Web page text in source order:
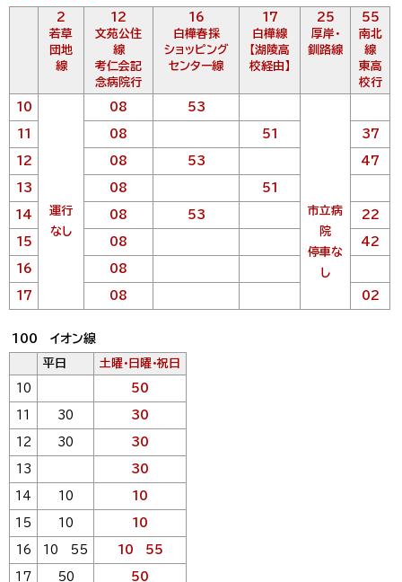
2
若草
団地
線
12
文苑公住
線
考仁会記
念病院行
16
白樺春採
ショッピング
センター線
17
白樺線
【湖陵高
校経由】
25
厚岸・
釧路線
55
南北
線
東高
校行
10
運行
なし
08 53
市立病
院
停車な
し
11 08 51 37
12 08 53 47
13 08 51
14 08 53 22
15 08 42
16 08
17 08 02
100 イオン線
平日 土曜・日曜・祝日
10 50
11 30 30
12 30 30
13 30
14 10 10
15 10 10
16 10 55 10 55
17 50 50